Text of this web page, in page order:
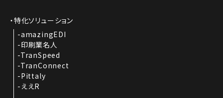
特化ソリューション
amazingEDI
印刷業名人
TranSpeed
TranConnect
Pittaly
ええR